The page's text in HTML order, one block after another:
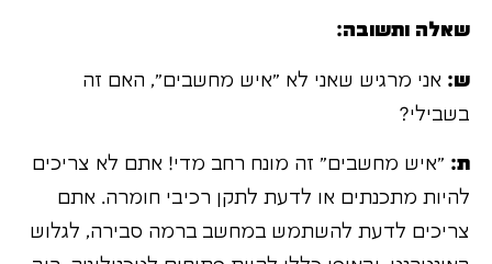
שאלה ותשובה:
ש: אני מרגיש שאני לא "איש מחשבים", האם זה
בשבילי?
ת: "איש מחשבים" זה מונח רחב מדי! אתם לא צריכים
להיות מתכנתים או לדעת לתקן רכיבי חומרה. אתם
צריכים לדעת להשתמש במחשב ברמה סבירה, לגלוש